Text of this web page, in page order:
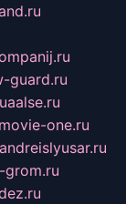
guard.ru
aalse.ru
movie-one.ru
andreislyusar.ru